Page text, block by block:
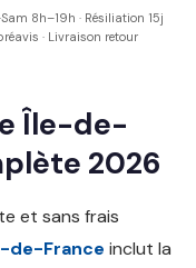
8h–19h · Résiliation 15j
· Livraison retour
Île-de-
2026
et sans frais
de-France inclut la